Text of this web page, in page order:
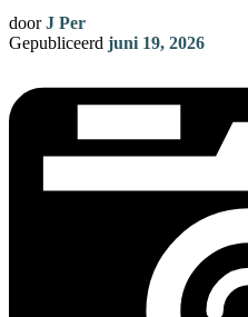
doorJ Per
Gepubliceerd juni 19, 2026